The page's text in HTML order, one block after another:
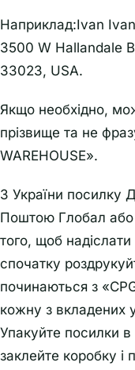
Наприклад:Ivan
3500 W Hallandale
33023, USA.
Якщо необхідно,
прізвище та не
WAREHOUSE».
З України посилку
Поштою Глобал
того, щоб надіслати
спочатку
починаються з
кожну з вкладених
Упакуйте посилки в
заклейте коробку і